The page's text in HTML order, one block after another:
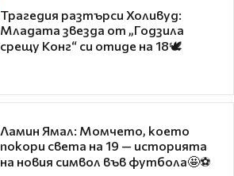
Трагедия разтърси Холивуд:
Младата звезда от „Годзила
срещу Конг“ си отиде на 18🕊️
Ламин Ямал: Момчето, което
покори света на 19 — историята
на новия символ във футбола🤩⚽